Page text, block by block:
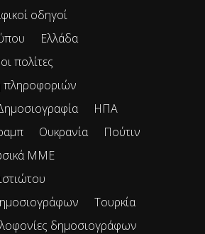
οδηγοί
Ελλάδα
πολίτες
πληροφοριών
ΗΠΑ
Ουκρανία
Πούτιν
ΜΜΕ
Τουρκία
δημοσιογράφων